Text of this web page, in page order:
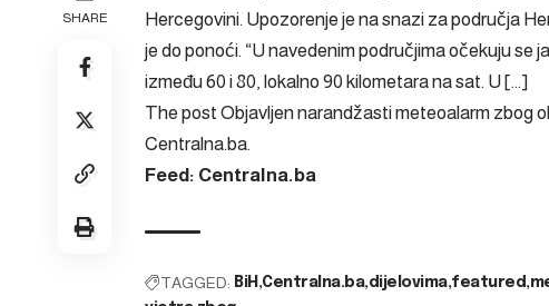
SHARE
Hercegovini. Upozorenje je na snazi za područja
je do ponoći. “U navedenim područjima očekuju se
između 60 i 80, lokalno 90 kilometara na sat. U […]
The post Objavljen narandžasti meteoalarm zbog
Centralna.ba.
Feed: Centralna.ba
TAGGED: BiH Centralna.ba dijelovima featured